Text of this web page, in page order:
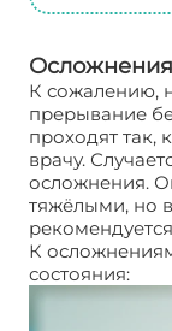
К сожалению,
прерывание
проходят так,
врачу.
осложнения.
тяжёлыми, но
К
состояния: